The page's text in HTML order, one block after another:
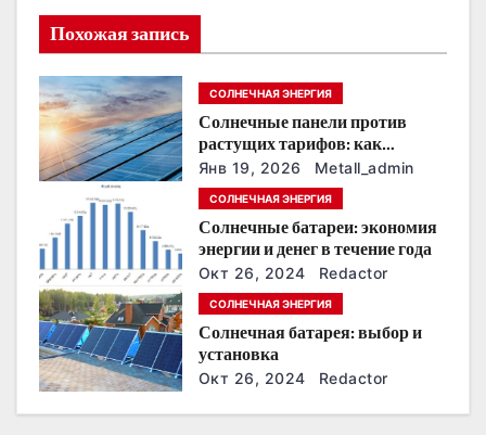
и
я
п
о
а
п
и
с
я
Похожая запись
СОЛНЕЧНАЯ ЭНЕРГИЯ
Солнечные панели против
растущих тарифов: как
сохранить
энергонезависимость в
ближайшие годы
Янв 19, 2026 Metall_admin
СОЛНЕЧНАЯ ЭНЕРГИЯ
Солнечные батареи: экономия
энергии и денег в течение года
Окт 26, 2024 Redactor
СОЛНЕЧНАЯ ЭНЕРГИЯ
Солнечная батарея: выбор и
установка
Окт 26, 2024 Redactor